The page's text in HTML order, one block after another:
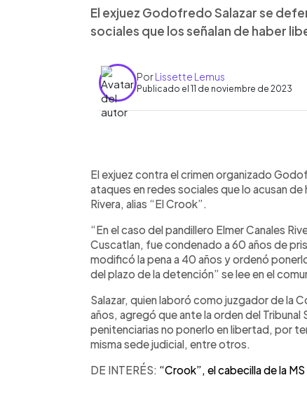
El exjuez Godofredo Salazar se
sociales que los señalan de haber
PorLissette Lemus
Publicado el 11 de noviembre de 2023
Escuchar artículo
El exjuez contra el crimen organizado
ataques en redes sociales que lo acusan
Rivera, alias “El Crook”.
“En el caso del pandillero Elmer Canales
Cuscatlan, fue condenado a 60 años de
modificó la pena a 40 años y ordenó
del plazo de la detención” se lee en el
Salazar, quien laboró como juzgador de la
años, agregó que ante la orden del
penitenciarias no ponerlo en libertad, por
misma sede judicial, entre otros.
DE INTERÉS: “Crook”, el cabecilla de la